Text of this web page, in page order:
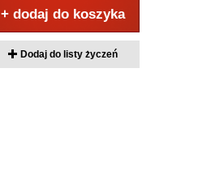
+ dodaj do koszyka
Dodaj do listy życzeń